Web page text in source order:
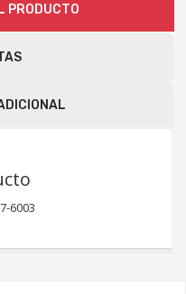
PRODUCTO
6003